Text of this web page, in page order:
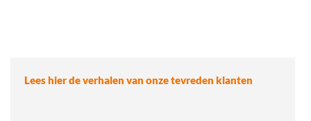
Lees hier de verhalen van onze tevreden klanten